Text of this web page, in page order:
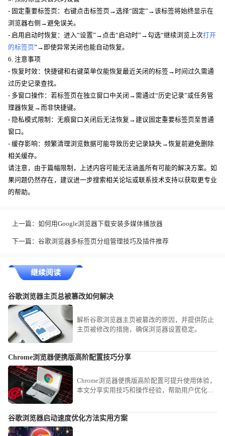
- 固定重要标签页：右键点击标签页→选择“固定”→该标签将始终显示在
浏览器右侧→避免误关。
- 启用启动时恢复：进入“设置”→点击“启动时”→勾选“继续浏览上次打开
的标签页”→即使异常关闭也能自动恢复。
6. 注意事项
- 恢复时效：快捷键和右键菜单仅能恢复最近关闭的标签→时间过久需通
过历史记录查找。
- 多窗口操作：若标签页在独立窗口中关闭→需通过“历史记录”或任务管
理器恢复→而非快捷键。
- 隐私模式限制：无痕窗口关闭后无法恢复→建议固定重要标签页至普通
窗口。
- 缓存影响：频繁清理浏览数据可能导致历史记录缺失→恢复前避免删除
相关缓存。
请注意，由于篇幅限制，上述内容可能无法涵盖所有可能的解决方案。如
果问题仍然存在，建议进一步搜索相关论坛或联系技术支持以获取更专业
的帮助。
上一篇： 如何用Google浏览器下载安装多媒体播放器
下一篇： 谷歌浏览器多标签页分组管理技巧及插件推荐
继续阅读
谷歌浏览器主页总被篡改如何解决
解析谷歌浏览器主页被篡改的原因，并提供防止
主页被修改的措施，确保浏览器设置稳定。
Chrome浏览器便携版高阶配置技巧分享
Chrome浏览器便携版高阶配置可提升使用体验，
本文分享实用技巧和操作经验，帮助用户优化便
谷歌浏览器启动速度优化方法实用方案